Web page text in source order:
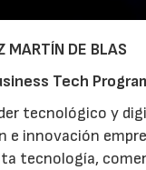
MARTÍN DE BLAS
Tech
tecnológico y
e innovación
tecnología,